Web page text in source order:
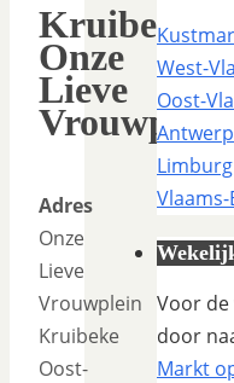
Kruibeke
Onze
Lieve
Vrouwplein
Adres
Onze
Lieve
Vrouwplein
Kruibeke
Oost-
West-
Oost-
Limburg
Voor de
door
Markt